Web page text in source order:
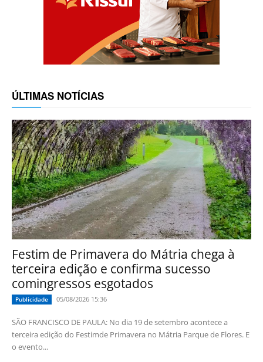
ÚLTIMAS NOTÍCIAS
Festim de Primavera do Mátria chega à
terceira edição e confirma sucesso
comingressos esgotados
Publicidade 05/08/2026 15:36
SÃO FRANCISCO DE PAULA: No dia 19 de setembro acontece a
terceira edição do Festimde Primavera no Mátria Parque de Flores. E
o evento...